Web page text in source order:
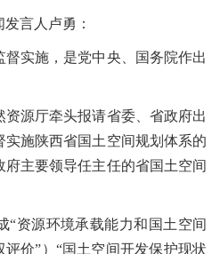
言人卢勇：
实施，是党中央、国务院作出
源厅牵头报请省委、省政府出
施陕西省国土空间规划体系的
主要领导任主任的省国土空间
“资源环境承载能力和国土空间
价”）“国土空间开发保护现状